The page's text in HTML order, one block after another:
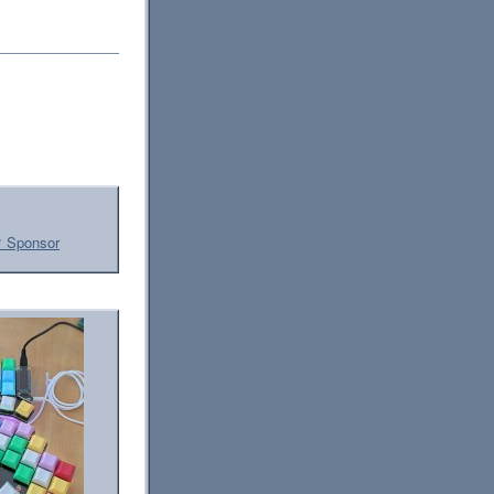
Sponsor